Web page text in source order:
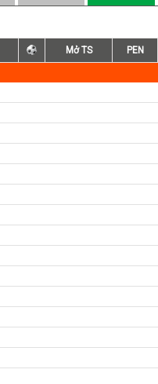
Mở TS
PEN